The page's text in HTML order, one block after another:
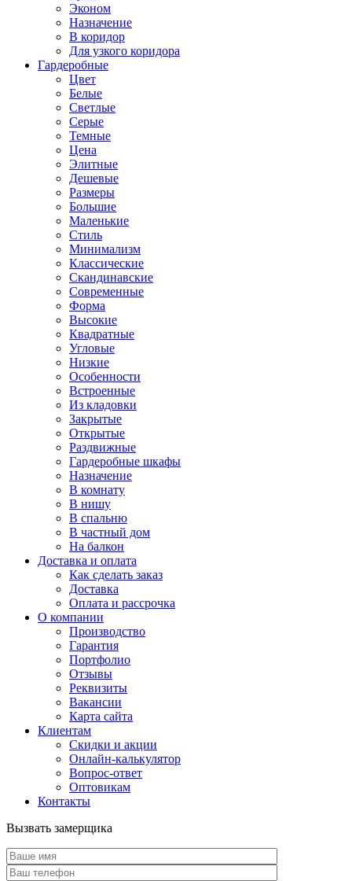
Эконом
Назначение
В коридор
Для узкого коридора
Гардеробные
Цвет
Белые
Светлые
Серые
Темные
Цена
Элитные
Дешевые
Размеры
Большие
Маленькие
Стиль
Минимализм
Классические
Скандинавские
Современные
Форма
Высокие
Квадратные
Угловые
Низкие
Особенности
Встроенные
Из кладовки
Закрытые
Открытые
Раздвижные
Гардеробные шкафы
Назначение
В комнату
В нишу
В спальню
В частный дом
На балкон
Доставка и оплата
Как сделать заказ
Доставка
Оплата и рассрочка
О компании
Производство
Гарантия
Портфолио
Отзывы
Реквизиты
Вакансии
Карта сайта
Клиентам
Скидки и акции
Онлайн-калькулятор
Вопрос-ответ
Оптовикам
Контакты
Вызвать замерщика